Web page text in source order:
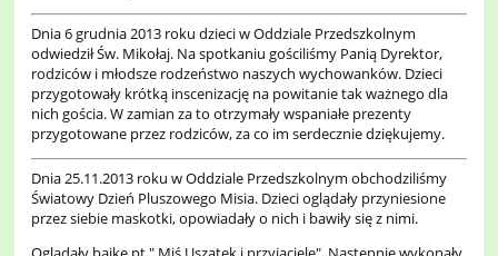
Dnia 6 grudnia 2013 roku dzieci w Oddziale Przedszkolnym
odwiedził Św. Mikołaj. Na spotkaniu gościliśmy Panią Dyrektor,
rodziców i młodsze rodzeństwo naszych wychowanków. Dzieci
przygotowały krótką inscenizację na powitanie tak ważnego dla
nich gościa. W zamian za to otrzymały wspaniałe prezenty
przygotowane przez rodziców, za co im serdecznie dziękujemy.
Dnia 25.11.2013 roku w Oddziale Przedszkolnym obchodziliśmy
Światowy Dzień Pluszowego Misia. Dzieci oglądały przyniesione
przez siebie maskotki, opowiadały o nich i bawiły się z nimi.